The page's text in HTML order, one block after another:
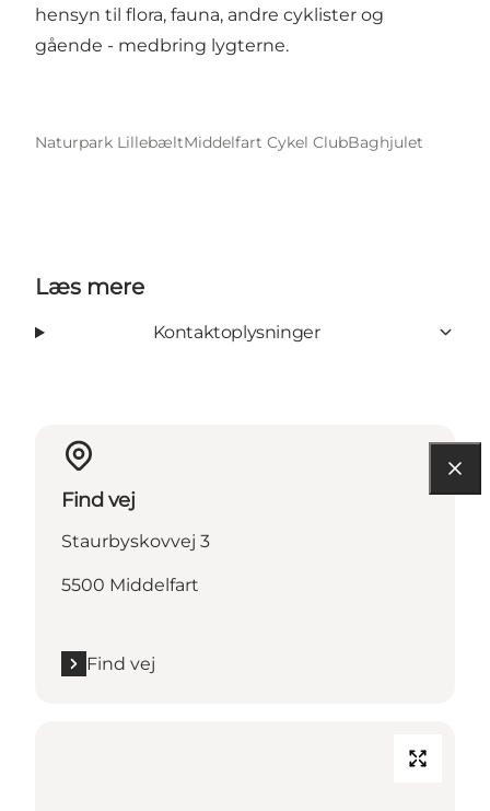
hensyn til flora, fauna, andre cyklister og
gående - medbring lygterne.
Naturpark LillebæltMiddelfart Cykel ClubBaghjulet
Læs mere
Kontaktoplysninger
Find vej
Staurbyskovvej 3
5500 Middelfart
Find vej